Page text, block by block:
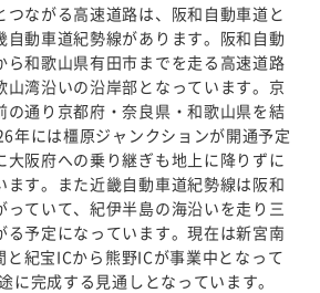
ながる高速道路は、阪和自動車道と
自動車道紀勢線があります。阪和自動
ら和歌山県有田市までを走る高速道路
山湾沿いの沿岸部となっています。京
の通り京都府・奈良県・和歌山県を結
年には橿原ジャンクションが開通予定
大阪府への乗り継ぎも地上に降りずに
ます。また近畿自動車道紀勢線は阪和
っていて、紀伊半島の海沿いを走り三
る予定になっています。現在は新宮南
と紀宝ICから熊野ICが事業中となって
に完成する見通しとなっています。